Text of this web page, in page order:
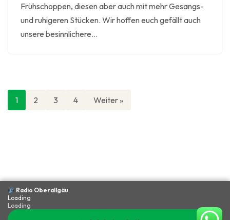
Frühschoppen, diesen aber auch mit mehr Gesangs-
und ruhigeren Stücken. Wir hoffen euch gefällt auch
unsere besinnlichere…
1 2 3 4 Weiter »
Radio Oberallgäu
Loading
Loading
Datenschutz Impressum